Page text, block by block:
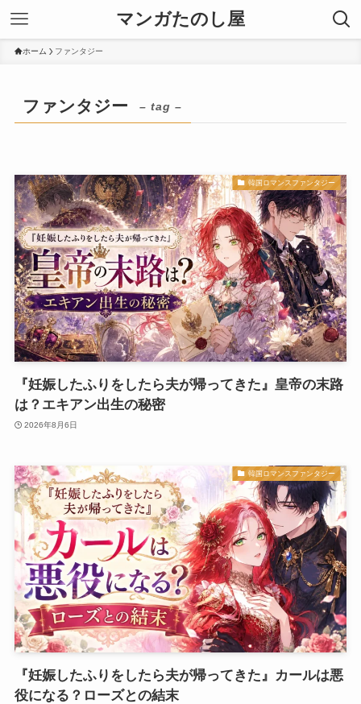
マンガたのし屋
ホーム ファンタジー
ファンタジー – tag –
韓国ロマンスファンタジー
『妊娠したふりをしたら夫が帰ってきた』皇帝の末路
は？エキアン出生の秘密
2026年8月6日
韓国ロマンスファンタジー
『妊娠したふりをしたら夫が帰ってきた』カールは悪
役になる？ローズとの結末